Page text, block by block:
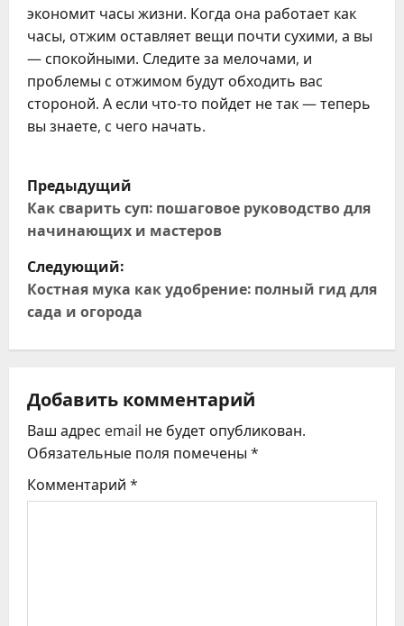
экономит часы жизни. Когда она работает как
часы, отжим оставляет вещи почти сухими, а вы
— спокойными. Следите за мелочами, и
проблемы с отжимом будут обходить вас
стороной. А если что-то пойдет не так — теперь
вы знаете, с чего начать.
Н
а
в
и
г
ц
и
я
Предыдущий
Как сварить суп: пошаговое руководство для
начинающих и мастеров
Следующий:
Костная мука как удобрение: полный гид для
сада и огорода
Добавить комментарий
Ваш адрес email не будет опубликован.
Обязательные поля помечены *
Комментарий *